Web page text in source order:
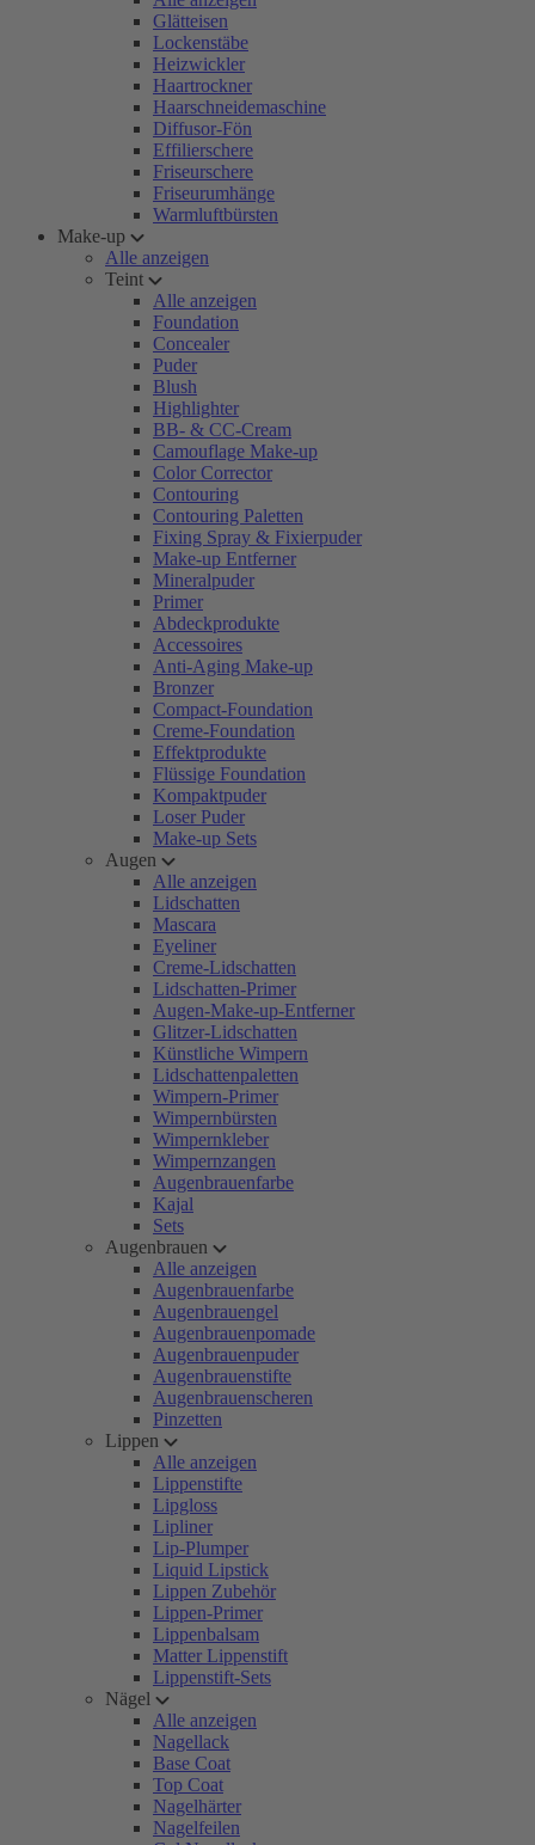
Glätteisen
Lockenstäbe
Heizwickler
Haartrockner
Haarschneidemaschine
Diffusor-Fön
Effilierschere
Friseurschere
Friseurumhänge
Warmluftbürsten
Make-up
Alle anzeigen
Teint
Alle anzeigen
Foundation
Concealer
Puder
Blush
Highlighter
BB- & CC-Cream
Camouflage Make-up
Color Corrector
Contouring
Contouring Paletten
Fixing Spray & Fixierpuder
Make-up Entferner
Mineralpuder
Primer
Abdeckprodukte
Accessoires
Anti-Aging Make-up
Bronzer
Compact-Foundation
Creme-Foundation
Effektprodukte
Flüssige Foundation
Kompaktpuder
Loser Puder
Make-up Sets
Augen
Alle anzeigen
Lidschatten
Mascara
Eyeliner
Creme-Lidschatten
Lidschatten-Primer
Augen-Make-up-Entferner
Glitzer-Lidschatten
Künstliche Wimpern
Lidschattenpaletten
Wimpern-Primer
Wimpernbürsten
Wimpernkleber
Wimpernzangen
Augenbrauenfarbe
Kajal
Sets
Augenbrauen
Alle anzeigen
Augenbrauenfarbe
Augenbrauengel
Augenbrauenpomade
Augenbrauenpuder
Augenbrauenstifte
Augenbrauenscheren
Pinzetten
Lippen
Alle anzeigen
Lippenstifte
Lipgloss
Lipliner
Lip-Plumper
Liquid Lipstick
Lippen Zubehör
Lippen-Primer
Lippenbalsam
Matter Lippenstift
Lippenstift-Sets
Nägel
Alle anzeigen
Nagellack
Base Coat
Top Coat
Nagelhärter
Nagelfeilen